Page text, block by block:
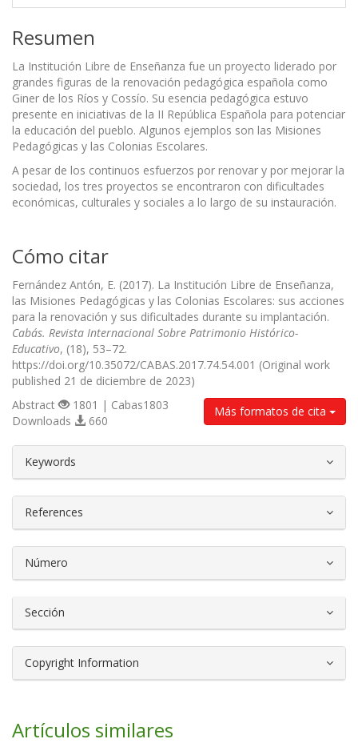
Resumen
La Institución Libre de Enseñanza fue un proyecto liderado por
grandes figuras de la renovación pedagógica española como
Giner de los Ríos y Cossío. Su esencia pedagógica estuvo
presente en iniciativas de la II República Española para potenciar
la educación del pueblo. Algunos ejemplos son las Misiones
Pedagógicas y las Colonias Escolares.
A pesar de los continuos esfuerzos por renovar y por mejorar la
sociedad, los tres proyectos se encontraron con dificultades
económicas, culturales y sociales a lo largo de su instauración.
Cómo citar
Fernández Antón, E. (2017). La Institución Libre de Enseñanza,
las Misiones Pedagógicas y las Colonias Escolares: sus acciones
para la renovación y sus dificultades durante su implantación.
Cabás. Revista Internacional Sobre Patrimonio Histórico-
Educativo, (18), 53–72.
https://doi.org/10.35072/CABAS.2017.74.54.001 (Original work
published 21 de diciembre de 2023)
Más formatos de cita
Abstract
1801 | Cabas1803
Downloads
660
Keywords
References
Número
Sección
Copyright Information
Artículos similares